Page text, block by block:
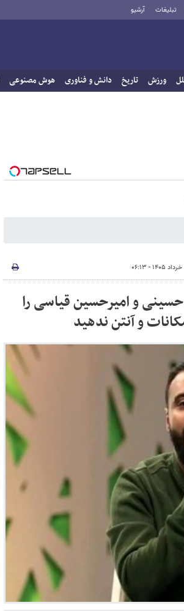
تبلیغات آرشیو
ورزش تاریخ دانش و فناوری هوش مصنوعی
و امیرحسین قیاسی را
و آنتن ندهید